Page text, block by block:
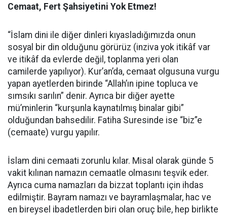
Cemaat, Fert Şahsiyetini Yok Etmez!
“İslam dini ile diğer dinleri kıyasladığımızda onun
sosyal bir din olduğunu görürüz (inziva yok itikâf var
ve itikâf da evlerde değil, toplanma yeri olan
camilerde yapılıyor). Kur’an’da, cemaat olgusuna vurgu
yapan ayetlerden birinde “Allah’ın ipine topluca ve
sımsıkı sarılın” denir. Ayrıca bir diğer ayette
mü’minlerin “kurşunla kaynatılmış binalar gibi”
olduğundan bahsedilir. Fatiha Suresinde ise “biz”e
(cemaate) vurgu yapılır.
İslam dini cemaati zorunlu kılar. Misal olarak günde 5
vakit kılınan namazın cemaatle olmasını teşvik eder.
Ayrıca cuma namazları da bizzat toplantı için ihdas
edilmiştir. Bayram namazı ve bayramlaşmalar, hac ve
en bireysel ibadetlerden biri olan oruç bile, hep birlikte